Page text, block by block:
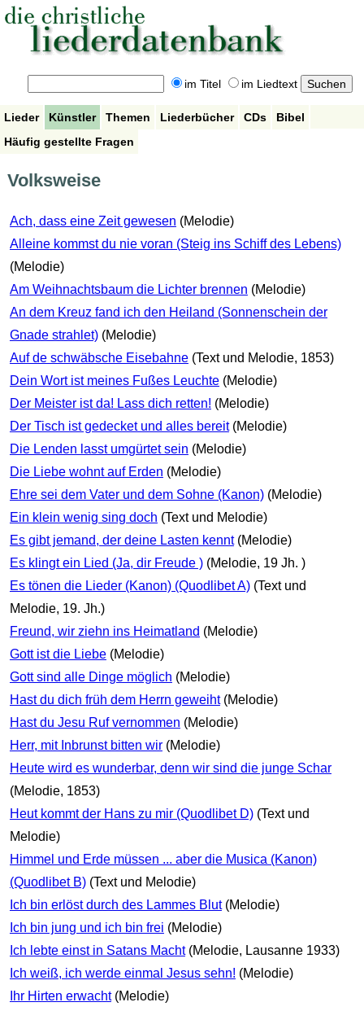
im Titel im Liedtext
Lieder Künstler Themen Liederbücher CDs
Bibel
Häufig gestellte Fragen
Volksweise
Ach, dass eine Zeit gewesen (Melodie)
Alleine kommst du nie voran (Steig ins Schiff des Lebens)
(Melodie)
Am Weihnachtsbaum die Lichter brennen (Melodie)
An dem Kreuz fand ich den Heiland (Sonnenschein der
Gnade strahlet) (Melodie)
Auf de schwäbsche Eisebahne (Text und Melodie, 1853)
Dein Wort ist meines Fußes Leuchte (Melodie)
Der Meister ist da! Lass dich retten! (Melodie)
Der Tisch ist gedecket und alles bereit (Melodie)
Die Lenden lasst umgürtet sein (Melodie)
Die Liebe wohnt auf Erden (Melodie)
Ehre sei dem Vater und dem Sohne (Kanon) (Melodie)
Ein klein wenig sing doch (Text und Melodie)
Es gibt jemand, der deine Lasten kennt (Melodie)
Es klingt ein Lied (Ja, dir Freude ) (Melodie, 19 Jh. )
Es tönen die Lieder (Kanon) (Quodlibet A) (Text und
Melodie, 19. Jh.)
Freund, wir ziehn ins Heimatland (Melodie)
Gott ist die Liebe (Melodie)
Gott sind alle Dinge möglich (Melodie)
Hast du dich früh dem Herrn geweiht (Melodie)
Hast du Jesu Ruf vernommen (Melodie)
Herr, mit Inbrunst bitten wir (Melodie)
Heute wird es wunderbar, denn wir sind die junge Schar
(Melodie, 1853)
Heut kommt der Hans zu mir (Quodlibet D) (Text und
Melodie)
Himmel und Erde müssen ... aber die Musica (Kanon)
(Quodlibet B) (Text und Melodie)
Ich bin erlöst durch des Lammes Blut (Melodie)
Ich bin jung und ich bin frei (Melodie)
Ich lebte einst in Satans Macht (Melodie, Lausanne 1933)
Ich weiß, ich werde einmal Jesus sehn! (Melodie)
Ihr Hirten erwacht (Melodie)